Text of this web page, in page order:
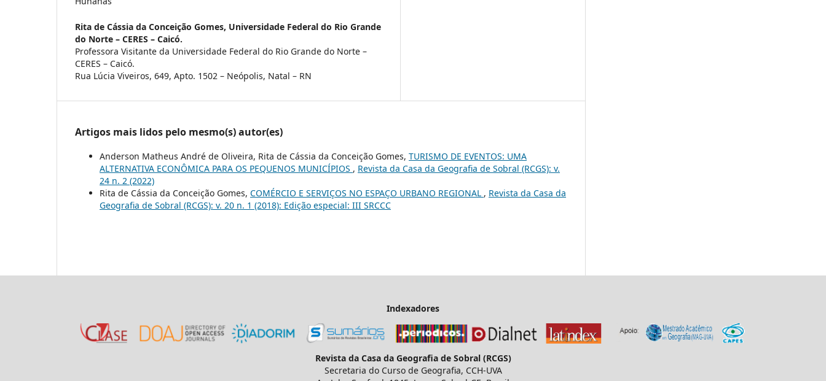
Rita de Cássia da Conceição Gomes, Universidade Federal do Rio Grande
do Norte – CERES – Caicó.
Professora Visitante da Universidade Federal do Rio Grande do Norte –
CERES – Caicó.
Rua Lúcia Viveiros, 649, Apto. 1502 – Neópolis, Natal – RN
Artigos mais lidos pelo mesmo(s) autor(es)
Anderson Matheus André de Oliveira, Rita de Cássia da Conceição Gomes, TURISMO DE EVENTOS: UMA
ALTERNATIVA ECONÔMICA PARA OS PEQUENOS MUNICÍPIOS , Revista da Casa da Geografia de Sobral (RCGS): v.
24 n. 2 (2022)
Rita de Cássia da Conceição Gomes, COMÉRCIO E SERVIÇOS NO ESPAÇO URBANO REGIONAL , Revista da Casa da
Geografia de Sobral (RCGS): v. 20 n. 1 (2018): Edição especial: III SRCCC
Indexadores
Revista da Casa da Geografia de Sobral (RCGS)
Secretaria do Curso de Geografia, CCH-UVA